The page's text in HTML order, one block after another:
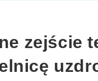
zejście